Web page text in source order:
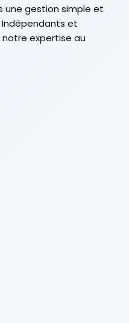
une gestion simple et
et
expertise au